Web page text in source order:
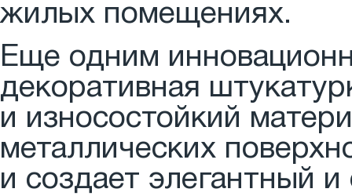
жилых помещениях.
Еще одним
декоративная
и износостойкий
металлических
и создает элегантный